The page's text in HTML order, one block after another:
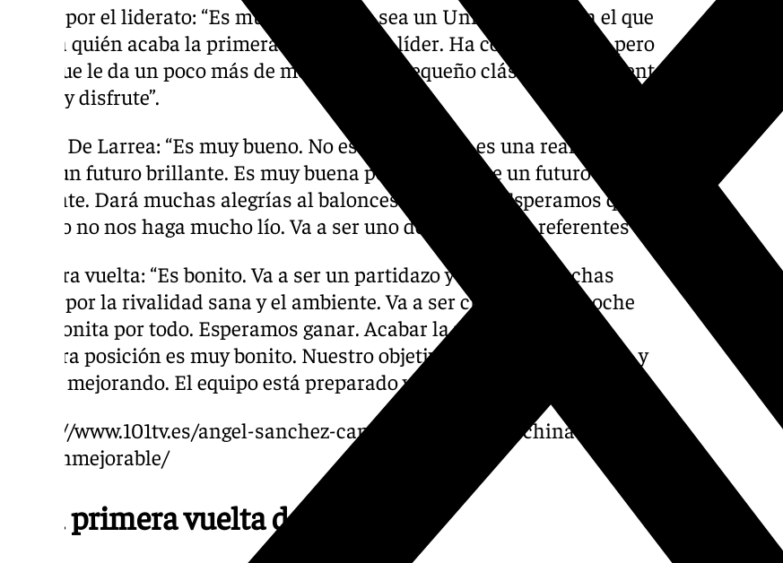
Duelo por el liderato: “Es muy bonito que sea un Unicaja Valencia el que
decida quién acaba la primera vuelta como líder. Ha coincidido así, pero
creo que le da un poco más de morbo a este pequeño clásico. Que la gente
venga y disfrute”.
Sergio De Larrea: “Es muy bueno. No es prometedor, es una realidad.
tiene un futuro brillante. Es muy buena persona y tiene un futuro
brillante. Dará muchas alegrías al baloncesto español. Esperamos que el
sábado no nos haga mucho lío. Va a ser uno de los grandes referentes”.
Primera vuelta: “Es bonito. Va a ser un partidazo y tenemos muchas
ganas por la rivalidad sana y el ambiente. Va a ser creo que una noche
muy bonita por todo. Esperamos ganar. Acabar la primera ronda en
primera posición es muy bonito. Nuestro objetivo es ganar al Valencia y
seguir mejorando. El equipo está preparado y mentalizado”.
https://www.101tv.es/angel-sanchez-canete-nueva-etapa-china-calidad-
vida-inmejorable/
Una primera vuelta de ensueño